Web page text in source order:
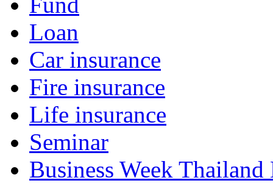
Loan
Car insurance
Fire insurance
Life insurance
Seminar
Business Week Thailand